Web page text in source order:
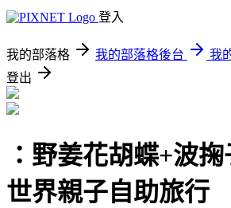
登入
我的部落格 我的部落格後台
我
登出
：野姜花胡蝶+波
世界親子自助旅行